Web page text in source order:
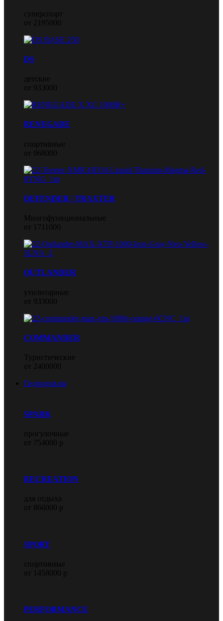
суперспорт
от 2195000
DS
детские
от 933000
RENEGADE
спортивные
от 968000
DEFENDER / TRAXTER
Многофункциональные
от 1711000
OUTLANDER
утилитарные
от 933000
COMMANDER
Туристические
от 2400000
Гидроциклы
SPARK
прогулочные
от 754000 р
RECREATION
для отдыха
от 866000 р
SPORT
спортивные
от 1458000 р
PERFORMANCE